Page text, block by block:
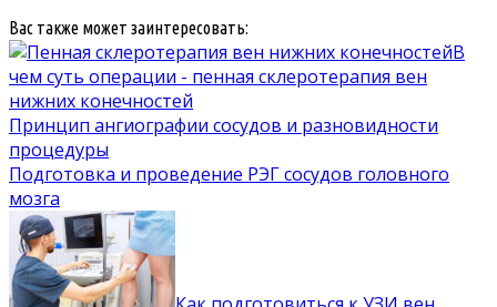
Вас также может заинтересовать:
В
чем суть операции - пенная склеротерапия вен
нижних конечностей
Принцип ангиографии сосудов и разновидности
процедуры
Подготовка и проведение РЭГ сосудов головного
мозга